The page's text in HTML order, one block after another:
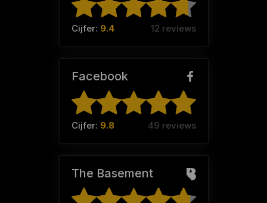
Cijfer: 9.4 12 reviews
Facebook
Cijfer: 9.8 49 reviews
The Basement